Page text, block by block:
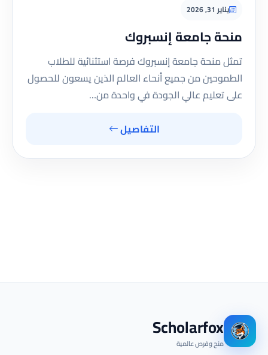
يناير 31, 2026
منحة جامعة إنسبروك
تمثل منحة جامعة إنسبروك فرصة استثنائية للطلاب
الطموحين من جميع أنحاء العالم الذين يسعون للحصول
على تعليم عالي الجودة في واحدة من…
التفاصيل
Scholarfox
منح وفرص عالمية